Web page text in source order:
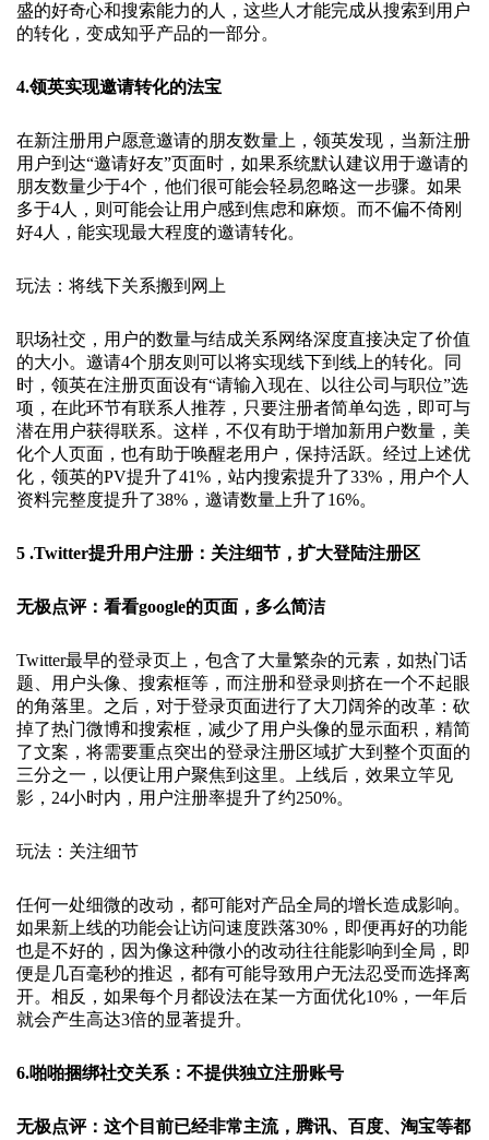
盛的好奇心和搜索能力的人，这些人才能完成从搜索到用户
的转化，变成知乎产品的一部分。
4.领英实现邀请转化的法宝
在新注册用户愿意邀请的朋友数量上，领英发现，当新注册
用户到达“邀请好友”页面时，如果系统默认建议用于邀请的
朋友数量少于4个，他们很可能会轻易忽略这一步骤。如果
多于4人，则可能会让用户感到焦虑和麻烦。而不偏不倚刚
好4人，能实现最大程度的邀请转化。
玩法：将线下关系搬到网上
职场社交，用户的数量与结成关系网络深度直接决定了价值
的大小。邀请4个朋友则可以将实现线下到线上的转化。同
时，领英在注册页面设有“请输入现在、以往公司与职位”选
项，在此环节有联系人推荐，只要注册者简单勾选，即可与
潜在用户获得联系。这样，不仅有助于增加新用户数量，美
化个人页面，也有助于唤醒老用户，保持活跃。经过上述优
化，领英的PV提升了41%，站内搜索提升了33%，用户个人
资料完整度提升了38%，邀请数量上升了16%。
5 .Twitter提升用户注册：关注细节，扩大登陆注册区
无极点评：看看google的页面，多么简洁
Twitter最早的登录页上，包含了大量繁杂的元素，如热门话
题、用户头像、搜索框等，而注册和登录则挤在一个不起眼
的角落里。之后，对于登录页面进行了大刀阔斧的改革：砍
掉了热门微博和搜索框，减少了用户头像的显示面积，精简
了文案，将需要重点突出的登录注册区域扩大到整个页面的
三分之一，以便让用户聚焦到这里。上线后，效果立竿见
影，24小时内，用户注册率提升了约250%。
玩法：关注细节
任何一处细微的改动，都可能对产品全局的增长造成影响。
如果新上线的功能会让访问速度跌落30%，即便再好的功能
也是不好的，因为像这种微小的改动往往能影响到全局，即
便是几百毫秒的推迟，都有可能导致用户无法忍受而选择离
开。相反，如果每个月都设法在某一方面优化10%，一年后
就会产生高达3倍的显著提升。
6.啪啪捆绑社交关系：不提供独立注册账号
无极点评：这个目前已经非常主流，腾讯、百度、淘宝等都